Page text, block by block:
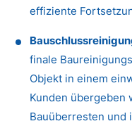
effiziente
finale
Objekt in einem
Kunden übergeben
Bauüberresten und